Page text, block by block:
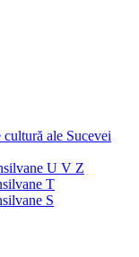
ale Sucevei
U V Z
T
S